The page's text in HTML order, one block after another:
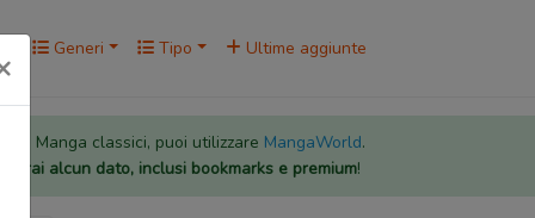
Generi Tipo Ultime aggiunte
per i Manga classici, puoi utilizzare MangaWorld.
alcun dato, inclusi bookmarks e premium!